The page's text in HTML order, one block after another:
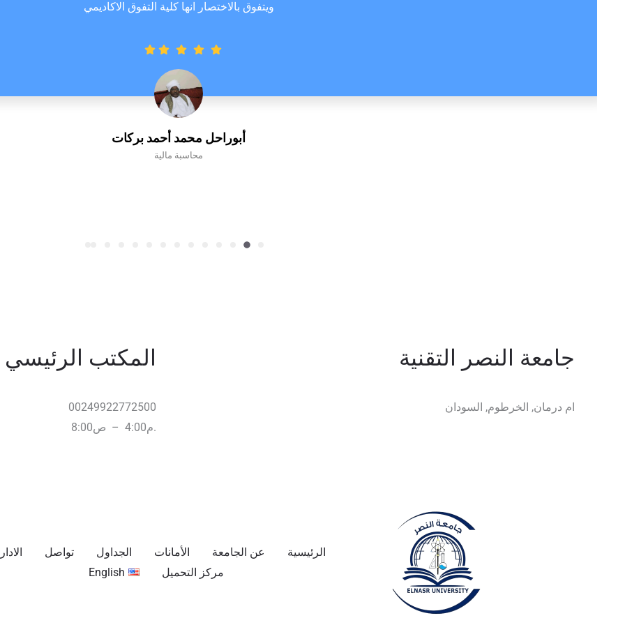
أبوراحل محمد أحمد بركات
محاسبة مالية
ويتفوق بالاختصار انها كلية التفوق الاكاديمي
جامعة النصر التقنية
ام درمان, الخرطوم, السودان
المكتب الرئيسي
00249922772500
.م4:00 – ص8:00
الرئيسية عن الجامعة الأمانات الجداول تواصل
مركز التحميل
English